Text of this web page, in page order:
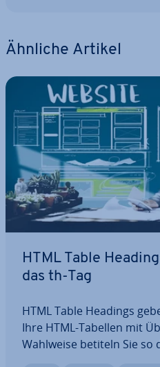
Ähnliche Artikel
HTML Table
das th-Tag
HTML Table Headings
Ihre HTML-Tabellen mit
Wahlweise betiteln Sie so